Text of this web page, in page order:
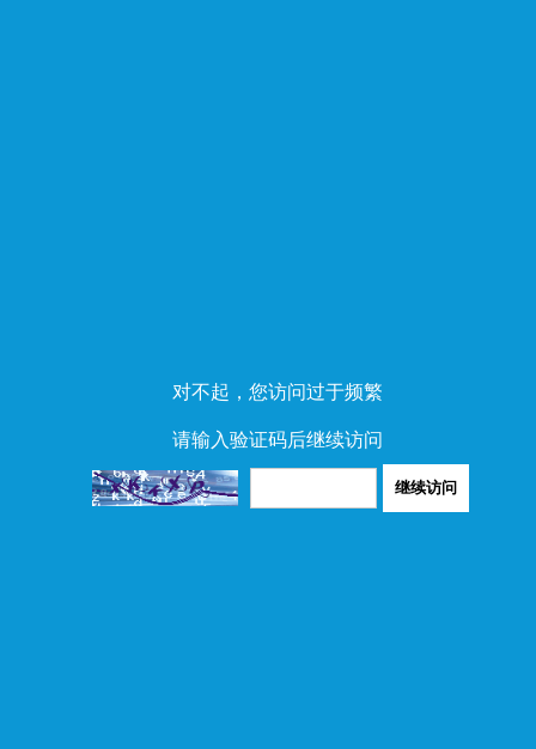
对不起，您访问过于频繁
请输入验证码后继续访问
继续访问